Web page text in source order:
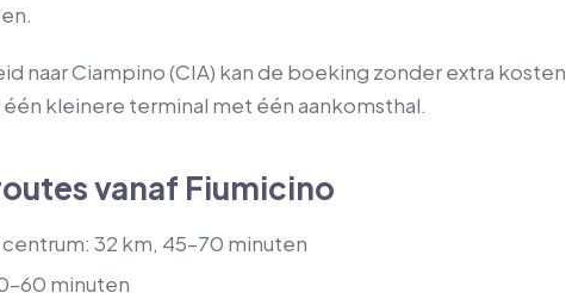
naar Ciampino (CIA) kan de boeking zonder extra kosten
kleinere terminal met één aankomsthal.
vanaf Fiumicino
32 km, 45–70 minuten
minuten